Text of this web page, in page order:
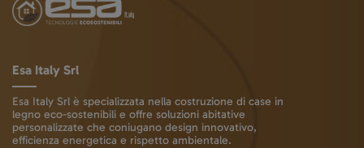
Esa Italy Srl
Esa Italy Srl è specializzata nella costruzione di case in
legno eco-sostenibili e offre soluzioni abitative
personalizzate che coniugano design innovativo,
efficienza energetica e rispetto ambientale.